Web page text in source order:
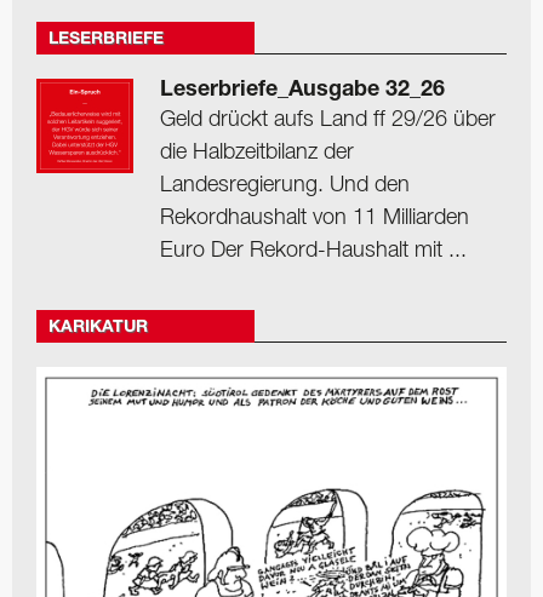
LESERBRIEFE
Leserbriefe_Ausgabe 32_26
Geld drückt aufs Land ff 29/26 über
die Halbzeitbilanz der
Landesregierung. Und den
Rekordhaushalt von 11 Milliarden
Euro Der Rekord-Haushalt mit ...
KARIKATUR